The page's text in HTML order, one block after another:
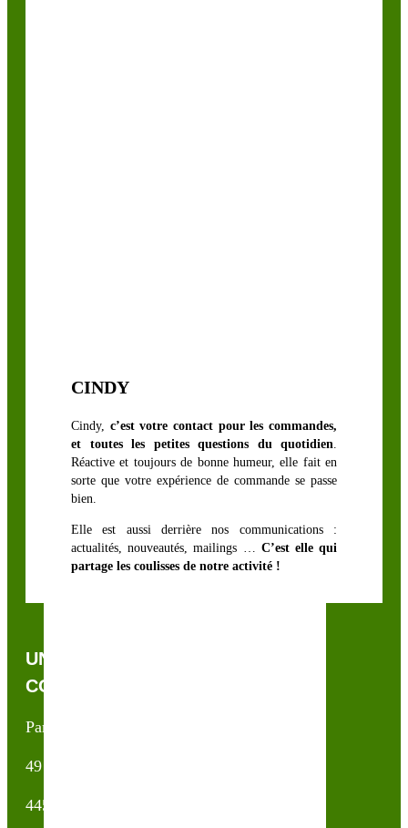
CINDY
Cindy, c’est votre contact pour les commandes,
et toutes les petites questions du quotidien
Réactive et toujours de bonne humeur, elle fait en
sorte que votre expérience de commande se passe
bien.
Elle est aussi derrière nos communications :
actualités, nouveautés, mailings … C’est elle qui
partage les coulisses de notre activité !
UNE QUESTION, UN CONSEIL ?
CONTACTEZ-NOUS !
Partner & Co SAS
49 avenue du Général de Gaulle
44500 La Baule Escoublac